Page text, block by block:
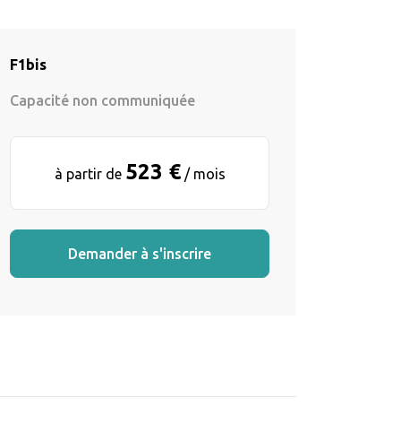
F1bis
Capacité non communiquée
à partir de 523 €/ mois
Demander à s'inscrire